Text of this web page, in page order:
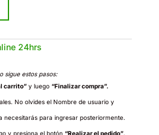
24hrs
sigue estos pasos:
carrito”y luego “Finalizar compra”.
No olvides el Nombre de usuario y
necesitarás para ingresar posteriormente.
y presiona el botón “Realizar el pedido”.